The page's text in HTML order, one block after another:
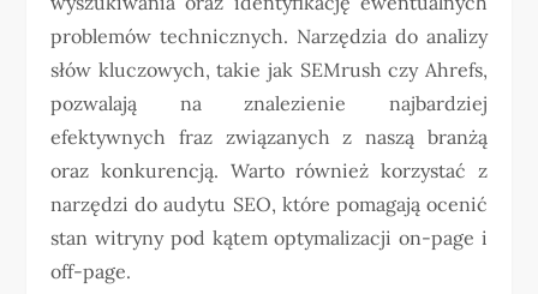
problemów technicznych. Narzędzia do analizy
słów kluczowych, takie jak SEMrush czy Ahrefs,
pozwalają na znalezienie najbardziej
efektywnych fraz związanych z naszą branżą
oraz konkurencją. Warto również korzystać z
narzędzi do audytu SEO, które pomagają ocenić
stan witryny pod kątem optymalizacji on-page i
off-page.